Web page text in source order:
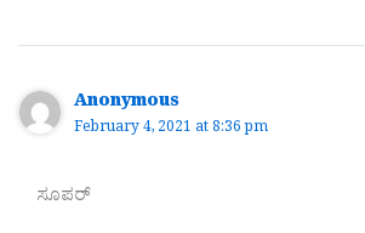
Anonymous
February 4, 2021 at 8:36 pm
ಸೂಪರ್